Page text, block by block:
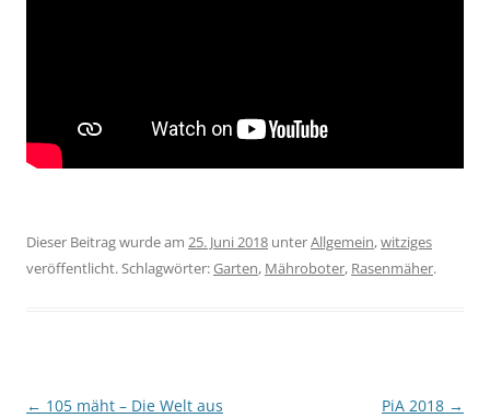
Dieser Beitrag wurde am 25. Juni 2018 unterAllgemein,witziges
veröffentlicht. Schlagwörter:Garten, Mähroboter, Rasenmäher.
Beitragsnavigation
← 105 mäht – Die Welt aus
PiA 2018 →